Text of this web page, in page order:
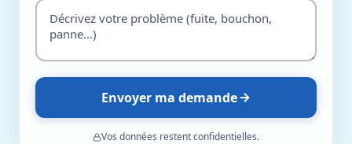
Envoyer ma demande
Vos données restent confidentielles.